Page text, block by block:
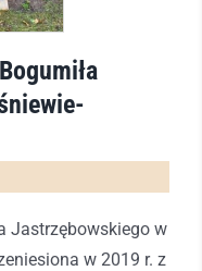
Jastrzębowskiego w
w 2019 r. z